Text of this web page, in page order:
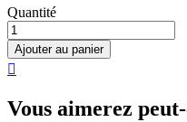
Quantité
Ajouter au panier

Vous aimerez